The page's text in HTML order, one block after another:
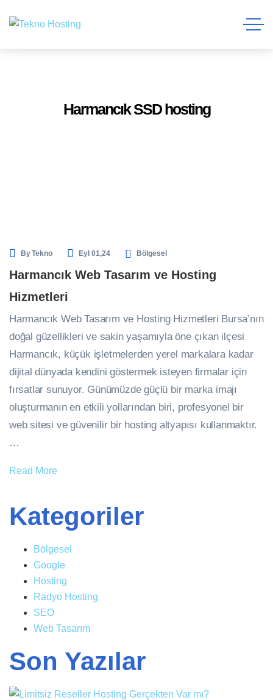
Harmancık SSD hosting
ByTekno Eyl 01,24 Bölgesel
Harmancık Web Tasarım ve Hosting
Hizmetleri
Harmancık Web Tasarım ve Hosting Hizmetleri Bursa’nın
doğal güzellikleri ve sakin yaşamıyla öne çıkan ilçesi
Harmancık, küçük işletmelerden yerel markalara kadar
dijital dünyada kendini göstermek isteyen firmalar için
fırsatlar sunuyor. Günümüzde güçlü bir marka imajı
oluşturmanın en etkili yollarından biri, profesyonel bir
web sitesi ve güvenilir bir hosting altyapısı kullanmaktır.
…
Read More
Kategoriler
Bölgesel
Google
Hosting
Radyo Hosting
SEO
Web Tasarım
Son Yazılar